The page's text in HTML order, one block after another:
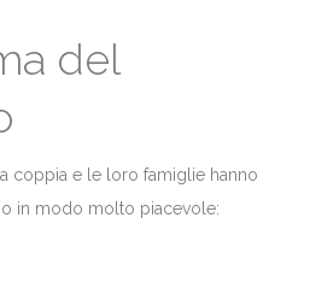
del
coppia e le loro famiglie hanno
in modo molto piacevole: